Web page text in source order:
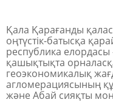
Қала Қарағанды
оңтүстік-батысқа
республика елордасы
қашықтықта
геоэкономикалық
агломерациясының
және Абай сияқты